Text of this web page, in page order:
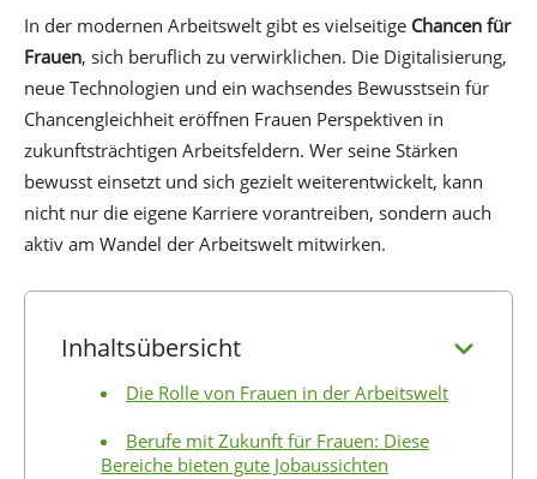
In der modernen Arbeitswelt gibt es vielseitige Chancen für
Frauen, sich beruflich zu verwirklichen. Die Digitalisierung,
neue Technologien und ein wachsendes Bewusstsein für
Chancengleichheit eröffnen Frauen Perspektiven in
zukunftsträchtigen Arbeitsfeldern. Wer seine Stärken
bewusst einsetzt und sich gezielt weiterentwickelt, kann
nicht nur die eigene Karriere vorantreiben, sondern auch
aktiv am Wandel der Arbeitswelt mitwirken.
Inhaltsübersicht
Die Rolle von Frauen in der Arbeitswelt
Berufe mit Zukunft für Frauen: Diese
Bereiche bieten gute Jobaussichten